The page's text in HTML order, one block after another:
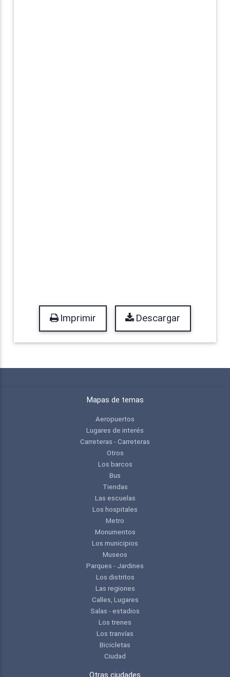
Imprimir Descargar
Mapas de temas
Aeropuertos
Lugares de interés
Carreteras - Carreteras
Otros
Los barcos
Bus
Tiendas
Las escuelas
Los hospitales
Metro
Monumentos
Los municipios
Museos
Parques - Jardines
Los distritos
Las regiones
Calles, Lugares
Salas - estadios
Los trenes
Los tranvías
Bicicletas
Ciudad
Otras ciudades